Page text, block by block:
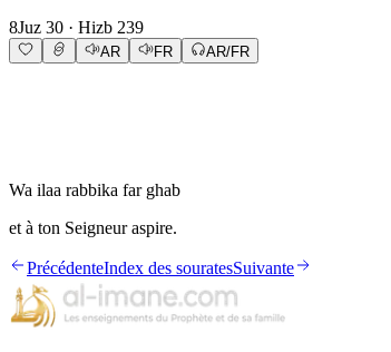
8Juz 30 · Hizb 239
AR FR AR/FR
Wa ilaa rabbika far ghab
et à ton Seigneur aspire.
PrécédenteIndex des souratesSuivante